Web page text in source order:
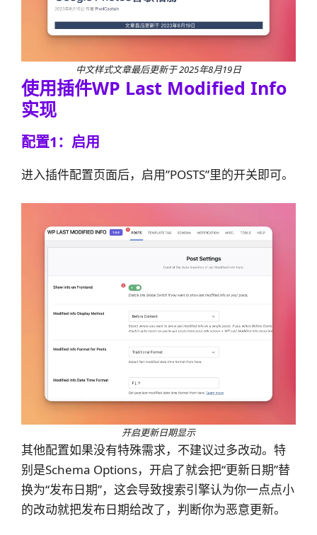
中文样式文章最后更新于 2025年8月19日
使用插件WP Last Modified Info
实现
配置1：启用
进入插件配置页面后，启用”POSTS”里的开关即可。
开启更新日期显示
其他配置如果没有特殊需求，不建议过多改动。特
别是Schema Options，开启了就会把“更新日期”替
换为“发布日期”，这会导致搜索引擎认为你一点点小
的改动就把发布日期给改了，判断你为恶意更新。